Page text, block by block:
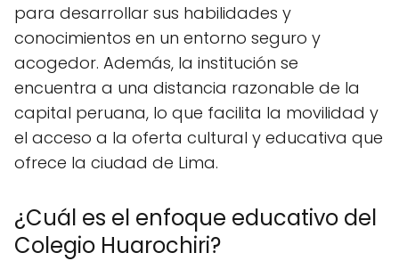
para desarrollar sus habilidades y
conocimientos en un entorno seguro y
acogedor. Además, la institución se
encuentra a una distancia razonable de la
capital peruana, lo que facilita la movilidad y
el acceso a la oferta cultural y educativa que
ofrece la ciudad de Lima.
¿Cuál es el enfoque educativo del
Colegio Huarochiri?